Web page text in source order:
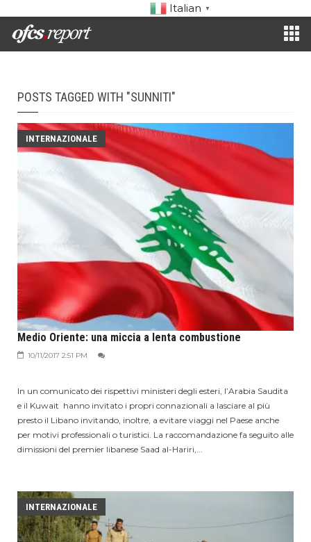
Italian ▼
POSTS TAGGED WITH "SUNNITI"
INTERNAZIONALE
Medio Oriente: una miccia a lenta combustione
10/11/2017 2:51 PM
In un comunicato dei rispettivi ministeri degli esteri, l’Arabia Saudita
e il Kuwait hanno invitato i propri connazionali a lasciare al più
presto il Libano invitando, inoltre, a evitare viaggi nel Paese anche
per motivi professionali o turistici. La raccomandazione fa seguito alle
dimissioni del premier libanese Saad al-Hariri,...
INTERNAZIONALE